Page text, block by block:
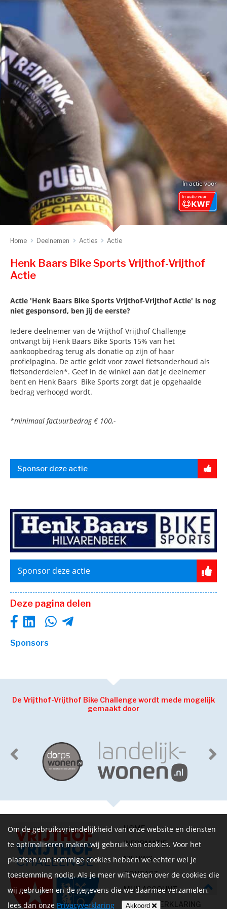
In actie voor
Home Deelnemen Acties Actie
Henk Baars Bike Sports Vrijthof-Vrijthof
Actie
Actie 'Henk Baars Bike Sports Vrijthof-Vrijthof Actie' is nog
niet gesponsord, ben jij de eerste?
Iedere deelnemer van de Vrijthof-Vrijthof Challenge
ontvangt bij Henk Baars Bike Sports 15% van het
aankoopbedrag terug als donatie op zijn of haar
profielpagina. De actie geldt voor zowel fietsonderhoud als
fietsonderdelen*. Geef in de winkel aan dat je deelnemer
bent en Henk Baars Bike Sports zorgt dat je opgehaalde
bedrag verhoogd wordt.
*minimaal factuurbedrag € 100,-
Sponsor deze actie
Sponsor deze actie
Deze pagina delen
Sponsors
De Vrijthof-Vrijthof Bike Challenge wordt mede mogelijk
gemaakt door
HOME
INFORMATIE
NIEUWS
CONTACT
MIJN ACCOUNT
PRIVACYVERKLARING
Om de gebruiksvriendelijkheid van onze website en diensten
te optimaliseren maken wij gebruik van cookies. Voor het
plaatsen van sommige cookies hebben we echter wel je
toestemming nodig. Als je meer wilt weten over de cookies die
wij gebruiken en de gegevens die we daarmee verzamelen,
lees dan onze Privacyverklaring Akkoord